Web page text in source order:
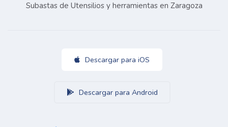
Subastas de Utensilios y herramientas en Zaragoza
Descargar para iOS
Descargar para Android